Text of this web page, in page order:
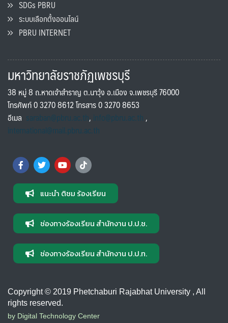
SDGs PBRU
ระบบเลือกตั้งออนไลน์
PBRU INTERNET
มหาวิทยาลัยราชภัฏเพชรบุรี
38 หมู่ 8 ถ.หาดเจ้าสำราญ ต.นาวุ้ง อ.เมือง จ.เพชรบุรี 76000
โทรศัพท์ 0 3270 8612 โทรสาร 0 3270 8653
อีเมล saraban@pbru.ac.th, info@pbru.ac.th,
international@mail.pbru.ac.th
แนะนำ ติชม ร้องเรียน
ช่องทางร้องเรียน สำนักงาน ป.ป.ช.
ช่องทางร้องเรียน สำนักงาน ป.ป.ท.
Copyright © 2019 Phetchaburi Rajabhat University , All
rights reserved.
by Digital Technology Center